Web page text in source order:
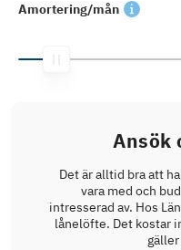
Amortering/mån
Ansök
Det är alltid bra att
vara med och
intresserad av. Hos
lånelöfte. Det kostar